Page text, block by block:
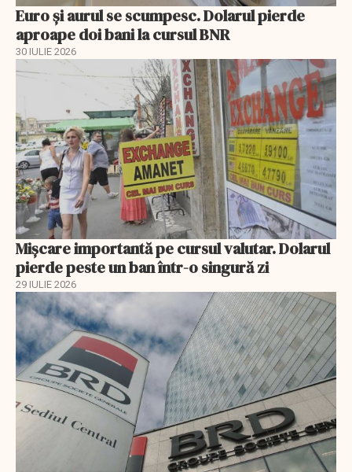
Euro și aurul se scumpesc. Dolarul pierde
aproape doi bani la cursul BNR
30 IULIE 2026
Mișcare importantă pe cursul valutar. Dolarul
pierde peste un ban într-o singură zi
29 IULIE 2026